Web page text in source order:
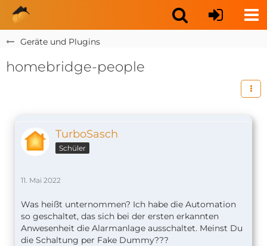
Geräte und Plugins
homebridge-people
TurboSasch
Schüler
11. Mai 2022
Was heißt unternommen? Ich habe die Automation
so geschaltet, das sich bei der ersten erkannten
Anwesenheit die Alarmanlage ausschaltet. Meinst Du
die Schaltung per Fake Dummy???